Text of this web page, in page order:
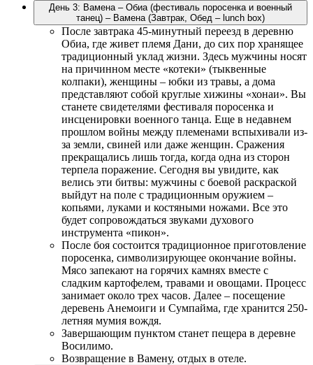
День 3: Вамена – Обиа (фестиваль поросенка и военный
танец) – Вамена (Завтрак, Обед – lunch box)
После завтрака 45-минутный переезд в деревню
Обиа, где живет племя Дани, до сих пор хранящее
традиционный уклад жизни. Здесь мужчины носят
на причинном месте «котеки» (тыквенные
колпаки), женщины – юбки из травы, а дома
представляют собой круглые хижины «хонаи». Вы
станете свидетелями фестиваля поросенка и
инсценировки военного танца. Еще в недавнем
прошлом войны между племенами вспыхивали из-
за земли, свиней или даже женщин. Сражения
прекращались лишь тогда, когда одна из сторон
терпела поражение. Сегодня вы увидите, как
велись эти битвы: мужчины с боевой раскраской
выйдут на поле с традиционным оружием –
копьями, луками и костяными ножами. Все это
будет сопровождаться звуками духового
инструмента «пикон».
После боя состоится традиционное приготовление
поросенка, символизирующее окончание войны.
Мясо запекают на горячих камнях вместе с
сладким картофелем, травами и овощами. Процесс
занимает около трех часов. Далее – посещение
деревень Анемоиги и Сумпайма, где хранится 250-
летняя мумия вождя.
Завершающим пунктом станет пещера в деревне
Восилимо.
Возвращение в Вамену, отдых в отеле.